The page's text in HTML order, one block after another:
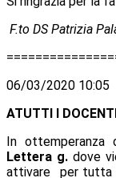
F.to DS Patrizia
06/03/2020 10:05
ATUTTI I
In ottemperanza
Lettera g. dove
attivare per tutta